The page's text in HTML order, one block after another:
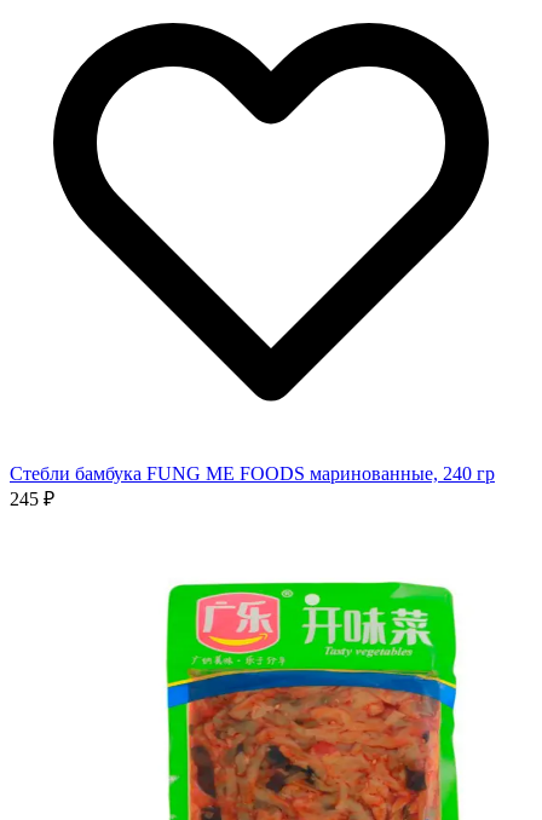
Стебли бамбука FUNG ME FOODS маринованные, 240 гр
245 ₽